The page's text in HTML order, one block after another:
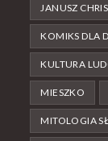
JANUSZ
KOMIKS DLA
KULTURA
MIESZKO
MITOLOGIA